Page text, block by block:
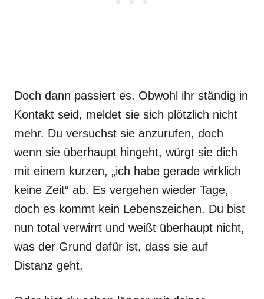
Doch dann passiert es. Obwohl ihr ständig in
Kontakt seid, meldet sie sich plötzlich nicht
mehr. Du versuchst sie anzurufen, doch
wenn sie überhaupt hingeht, würgt sie dich
mit einem kurzen, „ich habe gerade wirklich
keine Zeit“ ab. Es vergehen wieder Tage,
doch es kommt kein Lebenszeichen. Du bist
nun total verwirrt und weißt überhaupt nicht,
was der Grund dafür ist, dass sie auf
Distanz geht.